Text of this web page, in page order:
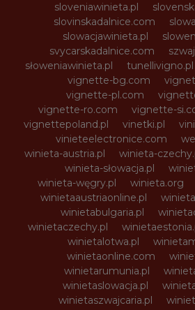
sloveniawinieta.pl
slovinskadalnice.com
slowacjawinieta.pl
svycarskadalnice.com
słoweniawinieta.pl
tunellivigno.pl
vignette-bg.com
vignette-pl.com
vignette-ro.com
vignette-
vignettepoland.pl
vinetki.pl
vinieteelectronice.com
winieta-austria.pl
winieta-
winieta-słowacja.pl
winieta-węgry.pl
winieta.org
winietaaustriaonline.pl
winietabulgaria.pl
winietaczechy.pl
winietalotwa.pl
winietaonline.com
winietarumunia.pl
winietaslowacja.pl
winietaszwajcaria.pl